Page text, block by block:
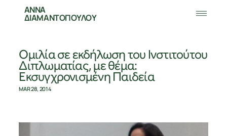
ΑΝΝΑ
ΔΙΑΜΑΝΤΟΠΟΥΛΟΥ
Ομιλία σε εκδήλωση του Ινστιτούτου
Διπλωματίας, με θέμα:
Εκσυγχρονισμένη Παιδεία
MAR 28, 2014